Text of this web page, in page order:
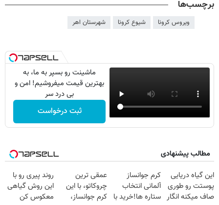
برچسب‌ها
ویروس کرونا شیوع کرونا شهرستان اهر
ماشینت رو بسپر به ما، به
بهترین قیمت میفروشیم! امن و
بی درد سر
ثبت درخواست
مطالب پیشنهادی
این گیاه دریایی
پوستت رو طوری
صاف میکنه انگار
کرم جوانساز
آلمانی انتخاب
ستاره ها!خرید با
عمقی ترین
چروکاتو، با این
کرم جوانساز،
روند پیری رو با
این روش گیاهی
معکوس کن